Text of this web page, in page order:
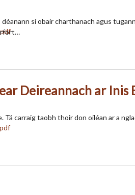
sí obair charthanach agus
Deireannach ar Inis
Tá carraig taobh thoir don oiléan ar a